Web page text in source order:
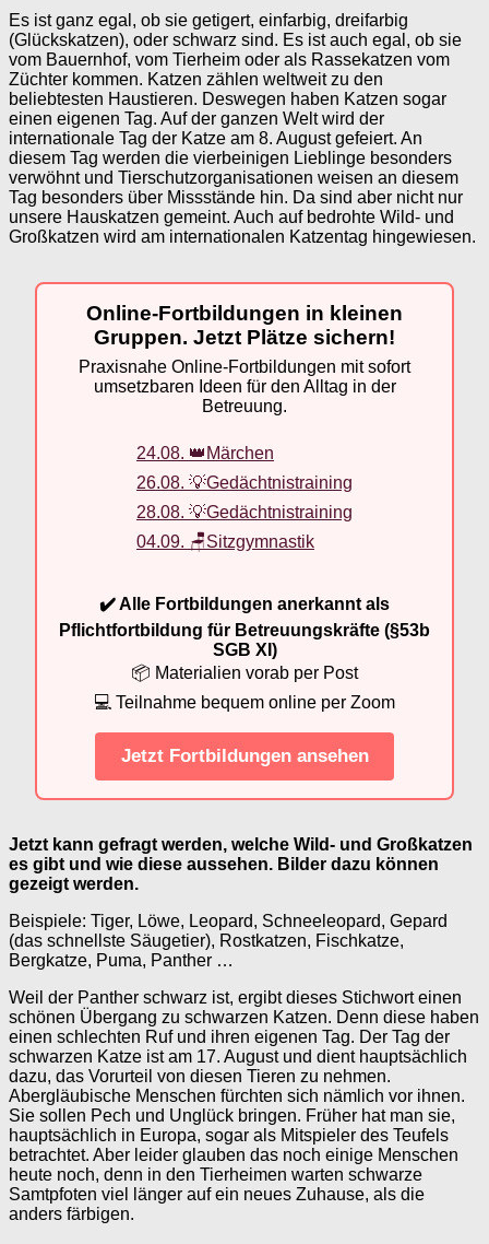
Es ist ganz egal, ob sie getigert, einfarbig, dreifarbig
(Glückskatzen), oder schwarz sind. Es ist auch egal, ob sie
vom Bauernhof, vom Tierheim oder als Rassekatzen vom
Züchter kommen. Katzen zählen weltweit zu den
beliebtesten Haustieren. Deswegen haben Katzen sogar
einen eigenen Tag. Auf der ganzen Welt wird der
internationale Tag der Katze am 8. August gefeiert. An
diesem Tag werden die vierbeinigen Lieblinge besonders
verwöhnt und Tierschutzorganisationen weisen an diesem
Tag besonders über Missstände hin. Da sind aber nicht nur
unsere Hauskatzen gemeint. Auch auf bedrohte Wild- und
Großkatzen wird am internationalen Katzentag hingewiesen.
Online-Fortbildungen in kleinen
Gruppen. Jetzt Plätze sichern!
Praxisnahe Online-Fortbildungen mit sofort
umsetzbaren Ideen für den Alltag in der
Betreuung.
24.08. 👑Märchen
26.08. 💡Gedächtnistraining
28.08. 💡Gedächtnistraining
04.09. 🪑Sitzgymnastik
✔️ Alle Fortbildungen anerkannt als
Pflichtfortbildung für Betreuungskräfte (§53b
SGB XI)
📦 Materialien vorab per Post
💻 Teilnahme bequem online per Zoom
Jetzt Fortbildungen ansehen
Jetzt kann gefragt werden, welche Wild- und Großkatzen
es gibt und wie diese aussehen. Bilder dazu können
gezeigt werden.
Beispiele: Tiger, Löwe, Leopard, Schneeleopard, Gepard
(das schnellste Säugetier), Rostkatzen, Fischkatze,
Bergkatze, Puma, Panther …
Weil der Panther schwarz ist, ergibt dieses Stichwort einen
schönen Übergang zu schwarzen Katzen. Denn diese haben
einen schlechten Ruf und ihren eigenen Tag. Der Tag der
schwarzen Katze ist am 17. August und dient hauptsächlich
dazu, das Vorurteil von diesen Tieren zu nehmen.
Abergläubische Menschen fürchten sich nämlich vor ihnen.
Sie sollen Pech und Unglück bringen. Früher hat man sie,
hauptsächlich in Europa, sogar als Mitspieler des Teufels
betrachtet. Aber leider glauben das noch einige Menschen
heute noch, denn in den Tierheimen warten schwarze
Samtpfoten viel länger auf ein neues Zuhause, als die
anders färbigen.